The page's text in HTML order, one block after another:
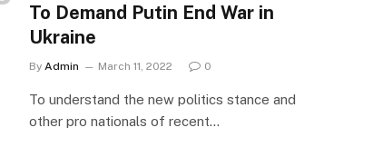
To Demand Putin End War in
Ukraine
By Admin March 11, 2022 0
To understand the new politics stance and
other pro nationals of recent…